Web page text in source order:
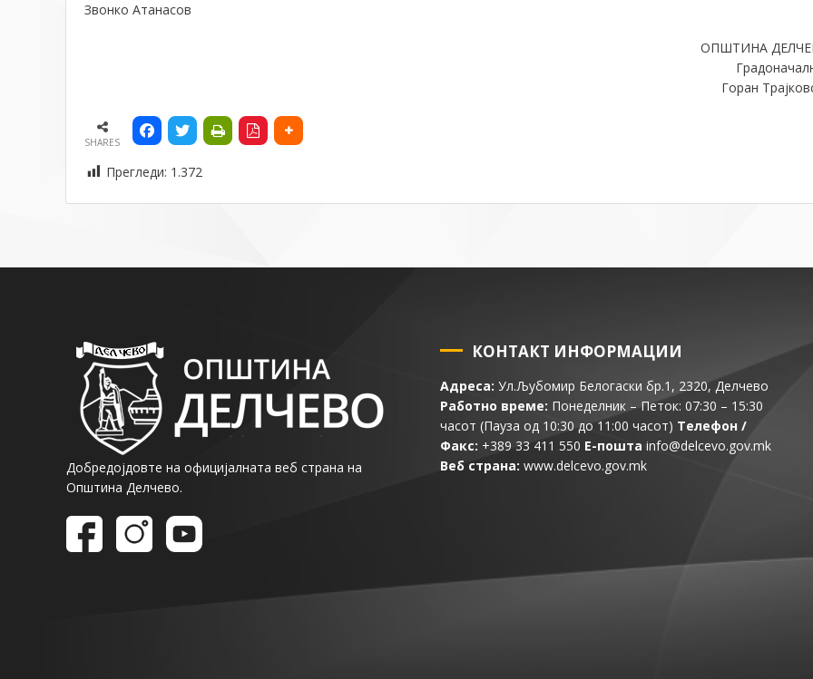
Звонко Атанасов
ОПШТИНА
Горан
SHARES
Прегледи: 1.372
Добредојдовте на официјалната веб страна на
Општина Делчево.
КОНТАКТ ИНФОРМАЦИИ
Адреса: Ул.Љубомир Белогаски бр.1, 2320, Делчево
Работно време: Понеделник – Петок: 07:30 – 15:30
часот (Пауза од 10:30 до 11:00 часот) Телефон /
Факс: +389 33 411 550 Е-пошта info@delcevo.gov.mk
Веб страна: www.delcevo.gov.mk